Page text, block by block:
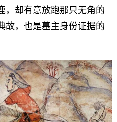
，却有意放跑那只无角的
故，也是墓主身份证据的